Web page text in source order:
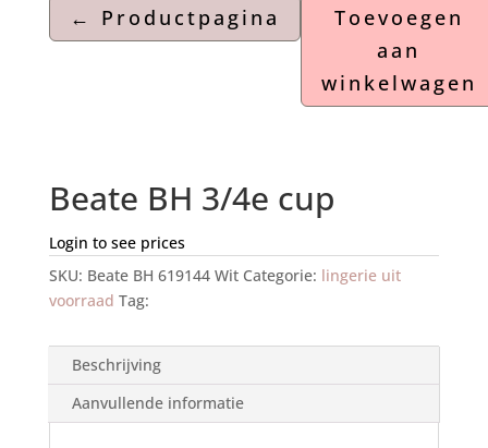
Toevoegen
aan
winkelwagen
Beate BH 3/4e cup
Login to see prices
SKU: Beate BH 619144 Wit Categorie: lingerie uit
voorraad Tag:
Beschrijving
Aanvullende informatie